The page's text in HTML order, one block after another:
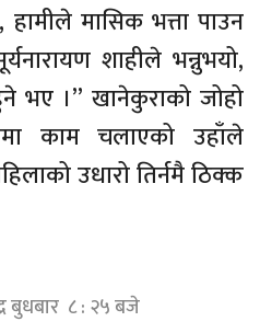
मासिक भत्ता पाउन
शाहीले भन्नुभयो,
भए ।” खानेकुराको जोहो
काम चलाएको उहाँले
उधारो तिर्नमै ठिक्क
बुधबार ८ : २५ बजे